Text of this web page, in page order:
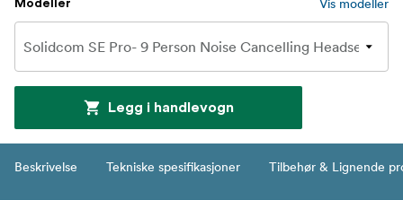
Modeller Vis modeller
Legg i handlevogn
Beskrivelse Tekniske spesifikasjoner Tilbehør & Lignende